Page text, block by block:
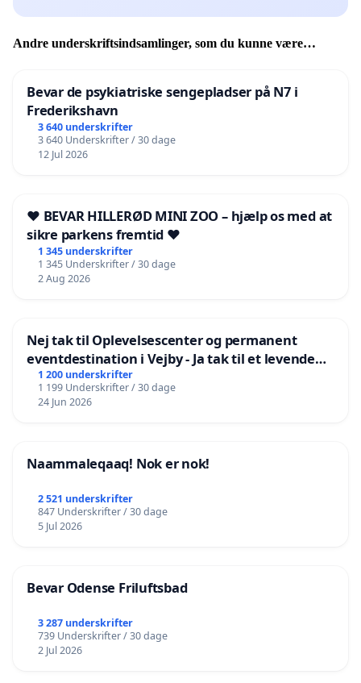
Andre underskriftsindsamlinger, som du kunne være
Bevar de psykiatriske sengepladser på N7 i
Frederikshavn
3 640 underskrifter
3 640 Underskrifter / 30 dage
12 Jul 2026
❤️ BEVAR HILLERØD MINI ZOO – hjælp os med at
sikre parkens fremtid ❤️
1 345 underskrifter
1 345 Underskrifter / 30 dage
2 Aug 2026
Nej tak til Oplevelsescenter og permanent
eventdestination i Vejby - Ja tak til et levende
lokalområde i balance
1 200 underskrifter
1 199 Underskrifter / 30 dage
24 Jun 2026
Naammaleqaaq! Nok er nok!
2 521 underskrifter
847 Underskrifter / 30 dage
5 Jul 2026
Bevar Odense Friluftsbad
3 287 underskrifter
739 Underskrifter / 30 dage
2 Jul 2026